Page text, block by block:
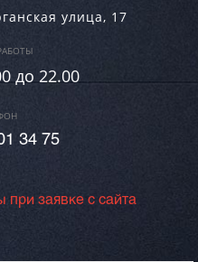
улица, 17
до 22.00
34 75
при заявке с сайта